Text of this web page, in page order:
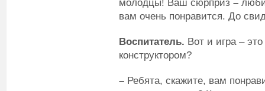
молодцы! Ваш сюрприз –
вам очень понравится. До
Воспитатель. Вот и игра –
конструктором?
– Ребята, скажите, вам